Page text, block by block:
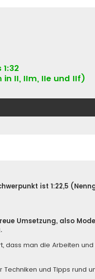
in II, IIm, IIe und IIf)
ist 1:22,5
Umsetzung, also
dass man die Arbeiten
und Tipps rund